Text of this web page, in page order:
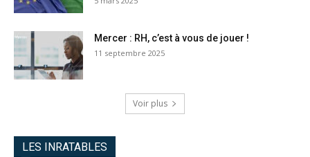
Mercer : RH, c’est à vous de jouer !
11 septembre 2025
Voir plus
LES INRATABLES